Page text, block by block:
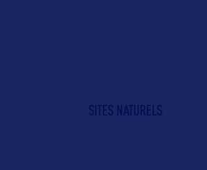
SITES NATURELS